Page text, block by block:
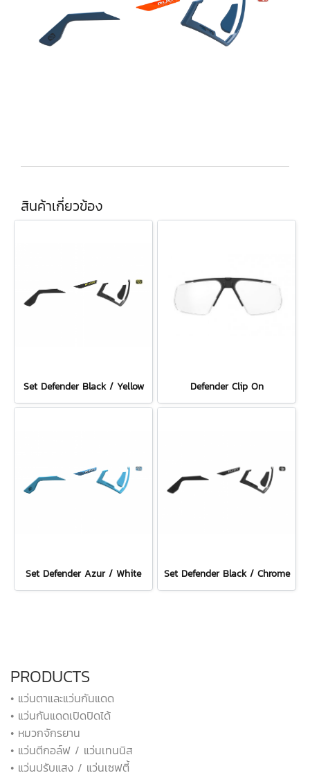
สินค้าเกี่ยวข้อง
Set Defender Black / Yellow Defender Clip On
Set Defender Azur / White Set Defender Black / Chrome
PRODUCTS
• แว่นตาและแว่นกันแดด
• แว่นกันแดดเปิดปิดได้
• หมวกจักรยาน
• แว่นตีกอล์ฟ / แว่นเทนนิส
• แว่นปรับแสง / แว่นเซฟตี้